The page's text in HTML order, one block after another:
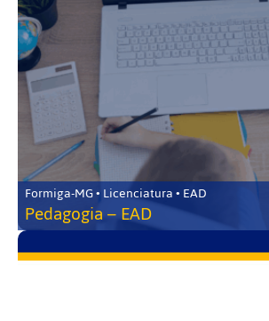
Formiga-MG • Licenciatura • EAD
Pedagogia – EAD